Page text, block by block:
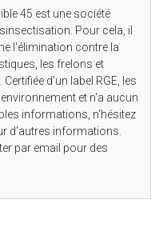
45 est une société
Pour cela, il
l'élimination contre la
les frelons et
d'un label RGE, les
et n'a aucun
informations, n'hésitez
d'autres informations.
par email pour des